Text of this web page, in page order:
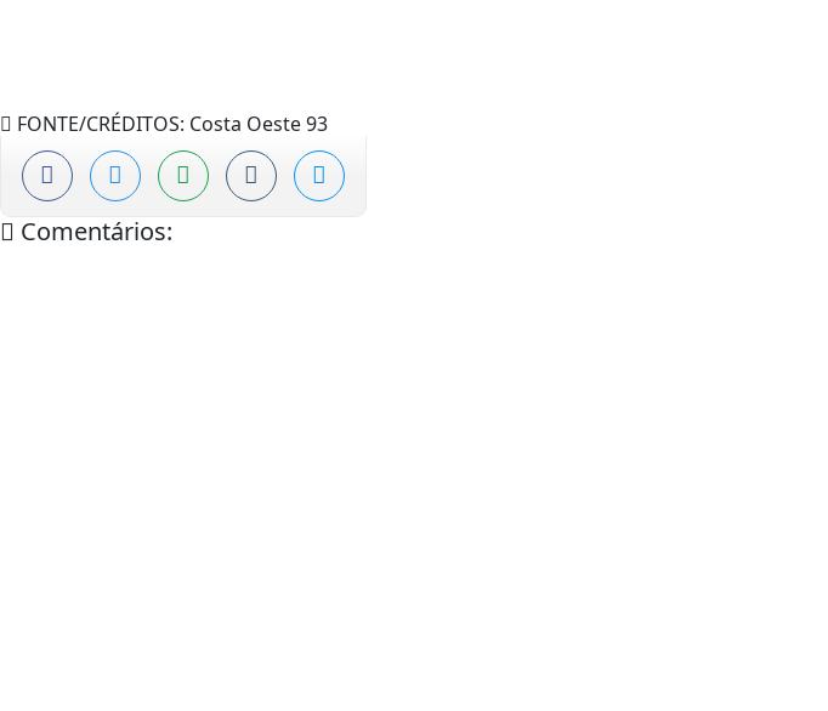
FONTE/CRÉDITOS: Costa Oeste 93
Comentários: